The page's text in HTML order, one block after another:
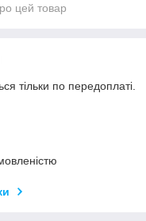
цей товар
тільки по передоплаті.